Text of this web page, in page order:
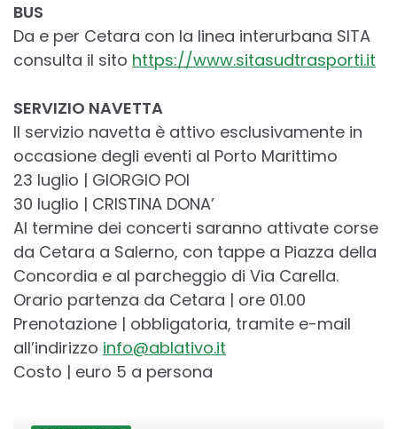
BUS
Da e per Cetara con la linea interurbana SITA
consulta il sito https://www.sitasudtrasporti.it
SERVIZIO NAVETTA
Il servizio navetta è attivo esclusivamente in
occasione degli eventi al Porto Marittimo
23 luglio | GIORGIO POI
30 luglio | CRISTINA DONA’
Al termine dei concerti saranno attivate corse
da Cetara a Salerno, con tappe a Piazza della
Concordia e al parcheggio di Via Carella.
Orario partenza da Cetara | ore 01.00
Prenotazione | obbligatoria, tramite e-mail
all’indirizzo info@ablativo.it
Costo | euro 5 a persona